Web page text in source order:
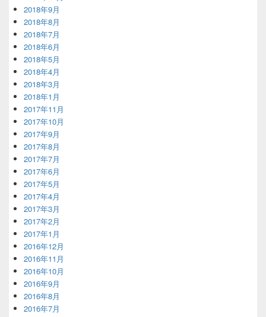
2018年9月
2018年8月
2018年7月
2018年6月
2018年5月
2018年4月
2018年3月
2018年1月
2017年11月
2017年10月
2017年9月
2017年8月
2017年7月
2017年6月
2017年5月
2017年4月
2017年3月
2017年2月
2017年1月
2016年12月
2016年11月
2016年10月
2016年9月
2016年8月
2016年7月